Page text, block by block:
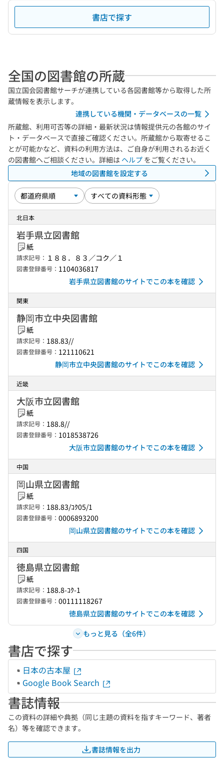
書店で探す
全国の図書館の所蔵
国立国会図書館サーチが連携している各図書館等から取得した所
蔵情報を表示します。
連携している機関・データベースの一覧
所蔵館、利用可否等の詳細・最新状況は情報提供元の各館のサイ
ト・データベースで直接ご確認ください。所蔵館から取寄せるこ
とが可能かなど、資料の利用方法は、ご自身が利用されるお近く
の図書館へご相談ください。詳細は ヘルプ をご覧ください。
地域の図書館を設定する
北日本
岩手県立図書館
紙
請求記号： １８８．８３／コク／１
図書登録番号： 1104036817
岩手県立図書館のサイトでこの本を確認
関東
静岡市立中央図書館
紙
請求記号： 188.83//
図書登録番号： 121110621
静岡市立中央図書館のサイトでこの本を確認
近畿
大阪市立図書館
紙
請求記号： 188.8//
図書登録番号： 1018538726
大阪市立図書館のサイトでこの本を確認
中国
岡山県立図書館
紙
請求記号： 188.83/ｺｸ05/1
図書登録番号： 0006893200
岡山県立図書館のサイトでこの本を確認
四国
徳島県立図書館
紙
請求記号： 188.8-ｺｸ-1
図書登録番号： 00111118267
徳島県立図書館のサイトでこの本を確認
もっと見る（全6件）
書店で探す
日本の古本屋
Google Book Search
書誌情報
この資料の詳細や典拠（同じ主題の資料を指すキーワード、著者
名）等を確認できます。
書誌情報を出力